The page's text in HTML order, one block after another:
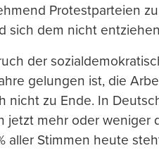
Protestparteien
sich dem nicht
der
gelungen ist, die
nicht zu Ende. In
jetzt mehr oder weniger
aller Stimmen heute